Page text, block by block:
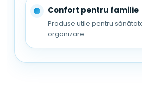
Confort pentru familie
Produse utile pentru
organizare.